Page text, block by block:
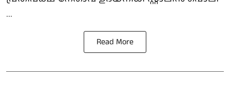
...
Read More